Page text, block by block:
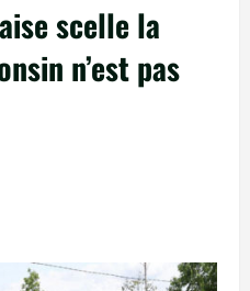
scelle la
n’est pas